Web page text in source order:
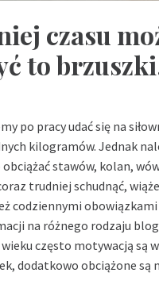
czasu
to
po pracy udać się na
kilogramów. Jednak
stawów, kolan,
trudniej schudnąć,
codziennymi
na różnego rodzaju
często motywacją są
dodatkowo obciążone są